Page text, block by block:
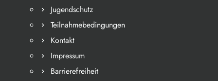
Jugendschutz
Teilnahmebedingungen
Kontakt
Impressum
Barrierefreiheit